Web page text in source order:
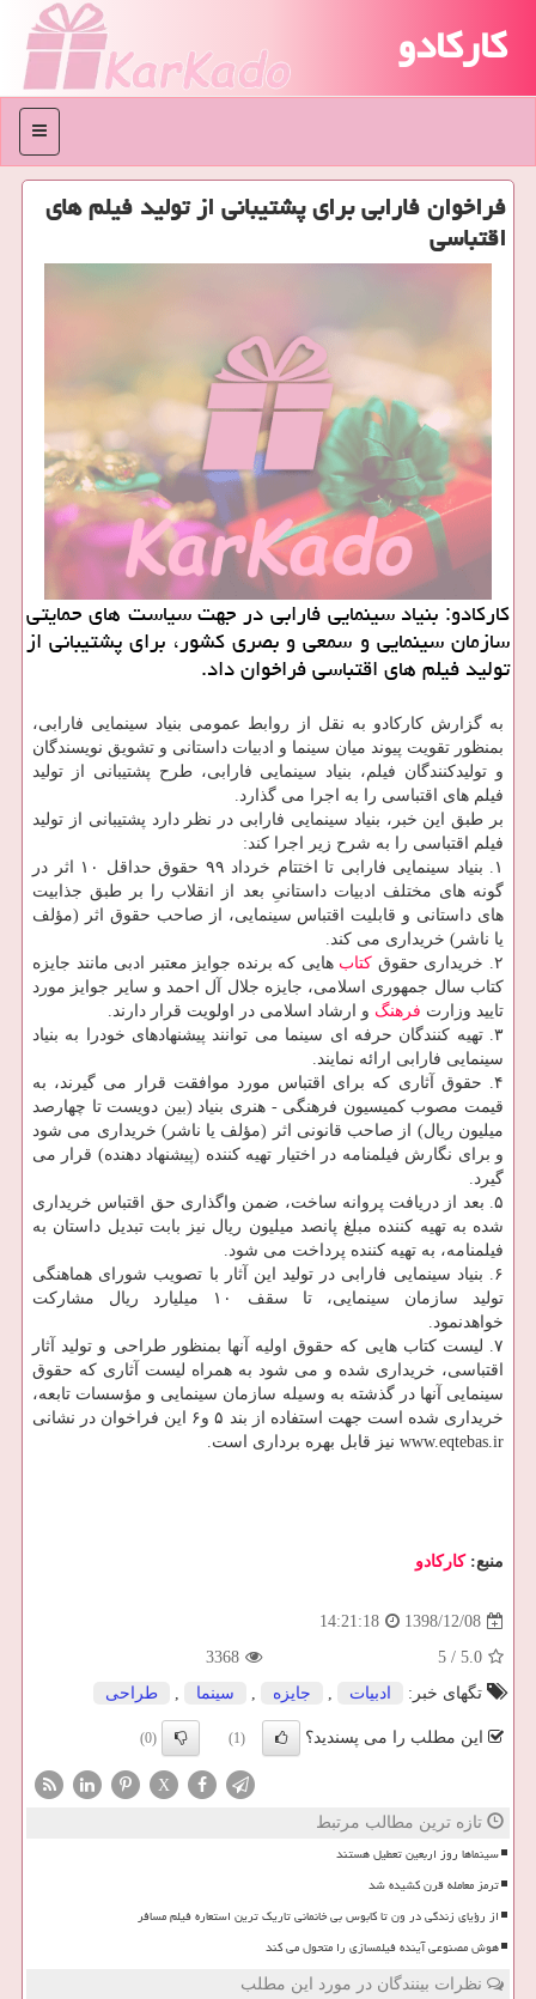
کارکادو
منو
فراخوان فارابی برای پشتیبانی از تولید فیلم های
اقتباسی
كاركادو: بنیاد سینمایی فارابی در جهت سیاست های حمایتی
سازمان سینمایی و سمعی و بصری كشور، برای پشتیبانی از
تولید فیلم های اقتباسی فراخوان داد.
به گزارش كاركادو به نقل از روابط عمومی بنیاد سینمایی فارابی،
بمنظور تقویت پیوند میان سینما و ادبیات داستانی و تشویق نویسندگان
و تولیدكنندگان فیلم، بنیاد سینمایی فارابی، طرح پشتیبانی از تولید
فیلم های اقتباسی را به اجرا می گذارد.
بر طبق این خبر، بنیاد سینمایی فارابی در نظر دارد پشتیبانی از تولید
فیلم اقتباسی را به شرح زیر اجرا كند:
۱. بنیاد سینمایی فارابی تا اختتام خرداد ۹۹ حقوق حداقل ۱۰ اثر در
گونه های مختلف ادبیات داستانیِ بعد از انقلاب را بر طبق جذابیت
های داستانی و قابلیت اقتباس سینمایی، از صاحب حقوق اثر (مؤلف
یا ناشر) خریداری می كند.
۲. خریداری حقوق
كتاب هایی كه برنده جوایز معتبر ادبی مانند جایزه
كتاب سال جمهوری اسلامی، جایزه جلال آل احمد و سایر جوایز مورد
تایید وزارت فرهنگ و ارشاد اسلامی در اولویت قرار دارند.
۳. تهیه كنندگان حرفه ای سینما می توانند پیشنهادهای خودرا به بنیاد
سینمایی فارابی ارائه نمایند.
۴. حقوق آثاری كه برای اقتباس مورد موافقت قرار می گیرند، به
قیمت مصوب كمیسیون فرهنگی - هنری بنیاد (بین دویست تا چهارصد
میلیون ریال) از صاحب قانونی اثر (مؤلف یا ناشر) خریداری می شود
و برای نگارش فیلمنامه در اختیار تهیه كننده (پیشنهاد دهنده) قرار می
گیرد.
۵. بعد از دریافت پروانه ساخت، ضمن واگذاری حق اقتباس خریداری
شده به تهیه كننده مبلغ پانصد میلیون ریال نیز بابت تبدیل داستان به
فیلمنامه، به تهیه كننده پرداخت می شود.
۶. بنیاد سینمایی فارابی در تولید این آثار با تصویب شورای هماهنگی
تولید سازمان سینمایی، تا سقف ۱۰ میلیارد ریال مشاركت
خواهدنمود.
۷. لیست كتاب هایی كه حقوق اولیه آنها بمنظور طراحی و تولید آثار
اقتباسی، خریداری شده و می شود به همراه لیست آثاری كه حقوق
سینمایی آنها در گذشته به وسیله سازمان سینمایی و مؤسسات تابعه،
خریداری شده است جهت استفاده از بند ۵ و۶ این فراخوان در نشانی
www.eqtebas.ir نیز قابل بهره برداری است.
منبع:كاركادو
1398/12/08
14:21:18
5.0
/
5
3368
تگهای خبر:
ادبیات , جایزه , سینما , طراحی
این مطلب را می پسندید؟ (1)
(0)
X
تازه ترین مطالب مرتبط
سینماها روز اربعین تعطیل هستند
ترمز معامله قرن کشیده شد
از رؤیای زندگی در ون تا کابوس بی خانمانی تاریک ترین استعاره فیلم مسافر
هوش مصنوعی آینده فیلمسازی را متحول می کند
نظرات بینندگان در مورد این مطلب